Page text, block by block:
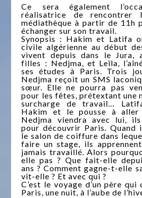
Ce sera également
réalisatrice de
médiathèque à partir de 11h
échanger sur son travail.
Synopsis : Hakim et Latifa
civile algérienne au début
vivent depuis dans le Jura,
filles : Nedjma, et Leïla,
ses études à Paris. Trois
Nedjma reçoit un SMS
sœur. Elle ne pourra pas
pour les fêtes, prétextant une
surcharge de travail…
Hakim et le pousse à aller
Nedjma viendra avec lui,
pour découvrir Paris. Quand
le salon de coiffure dans
faire un stage, ils
jamais travaillé. Alors
elle pas ? Que fait-elle
ans ? Comment gagne-t-elle
vit-elle ? Et avec qui ?
C’est le voyage d’un père qui
Paris, une nuit, à l’aube de